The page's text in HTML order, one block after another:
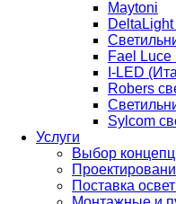
Maytoni
Fael Luce
I-LED
Robers
Sylcom
Услуги
Выбор
Поставка